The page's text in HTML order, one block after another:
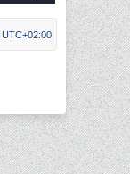
UTC+02:00